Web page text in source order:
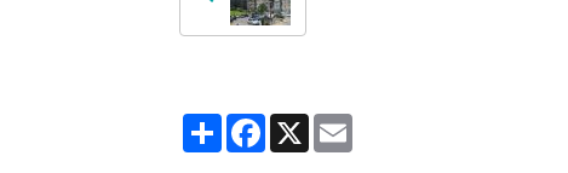
PartagerFacebook
X